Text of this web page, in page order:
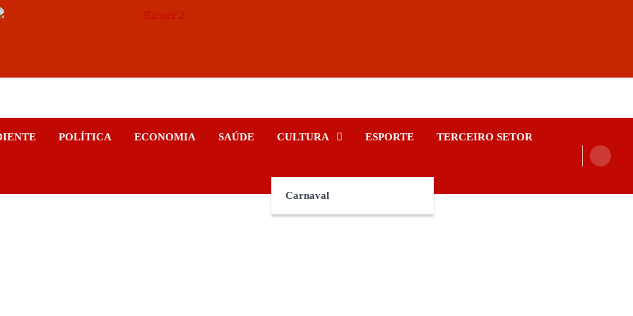
POLÍTICA ECONOMIA SAÚDE CULTURA
Carnaval
ESPORTE TERCEIRO SETOR